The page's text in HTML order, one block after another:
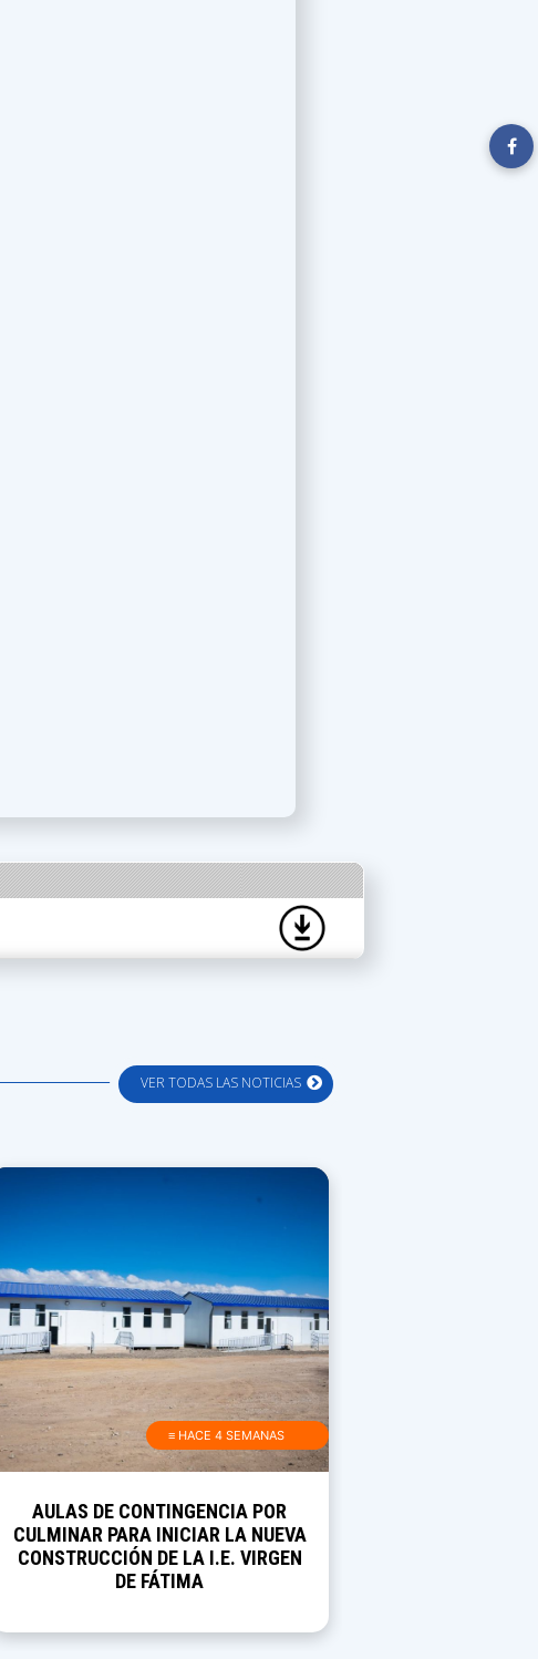
VER TODAS LAS NOTICIAS
≡ HACE 4 SEMANAS
AULAS DE CONTINGENCIA POR
CULMINAR PARA INICIAR LA NUEVA
CONSTRUCCIÓN DE LA I.E. VIRGEN
DE FÁTIMA